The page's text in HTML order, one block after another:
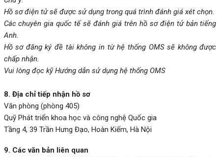
Hồ sơ điện tử sẽ được sử dụng trong quá trình đánh giá xét chọn.
Các chuyên gia quốc tế sẽ đánh giá trên hồ sơ điện tử bản tiếng
Anh.
Hồ sơ đăng ký đề tài không in từ hệ thống OMS sẽ không được
chấp nhận.
Vui lòng đọc kỹHướng dẫn sử dụng hệ thống OMS
8. Địa chỉ tiếp nhận hồ sơ
Văn phòng (phòng 405)
Quỹ Phát triển khoa học và công nghệ Quốc gia
Tầng 4, 39 Trần Hưng Đạo, Hoàn Kiếm, Hà Nội
9. Các văn bản liên quan